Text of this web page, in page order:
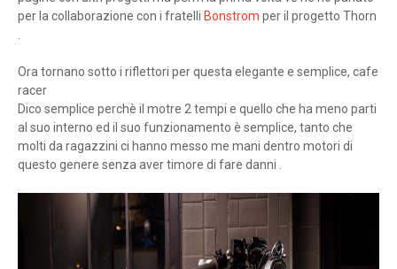
per la collaborazione con i fratelli Bonstrom per il progetto Thorn
Ora tornano sotto i riflettori per questa elegante e semplice, cafe
racer
Dico semplice perchè il motre 2 tempi e quello che ha meno parti
al suo interno ed il suo funzionamento è semplice, tanto che
molti da ragazzini ci hanno messo me mani dentro motori di
questo genere senza aver timore di fare danni .